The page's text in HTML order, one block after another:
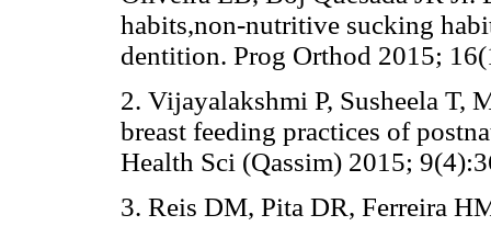
habits,non-nutritive sucking
dentition. Prog Orthod
2. Vijayalakshmi P, Susheela T,
breast feeding practices of
Health Sci (Qassim) 2015;
3. Reis DM, Pita DR, Ferreira